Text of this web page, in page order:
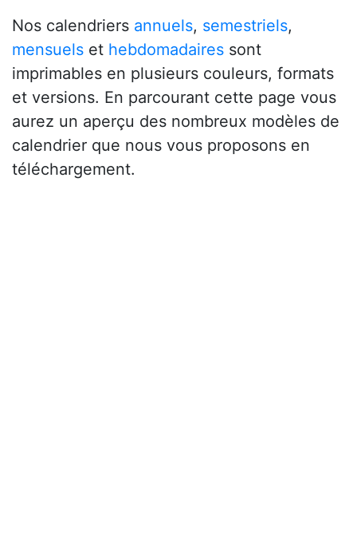
Nos calendriers annuels, semestriels,
mensuels et hebdomadaires sont
imprimables en plusieurs couleurs, formats
et versions. En parcourant cette page vous
aurez un aperçu des nombreux modèles de
calendrier que nous vous proposons en
téléchargement.